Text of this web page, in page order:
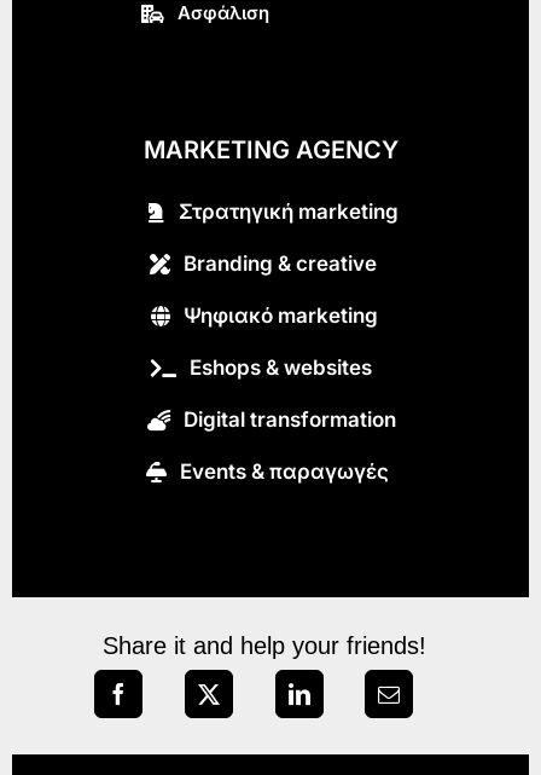
Ασφάλιση
MARKETING AGENCY
Στρατηγική marketing
Branding & creative
Ψηφιακό marketing
Eshops & websites
Digital transformation
Εvents & παραγωγές
Share it and help your friends!